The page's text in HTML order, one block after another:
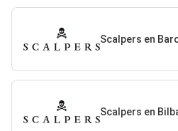
Scalpers en
Scalpers en